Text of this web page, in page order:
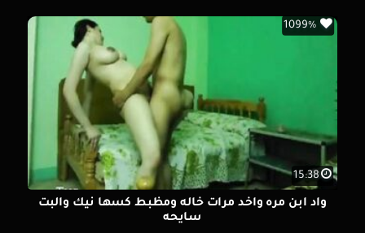
15:38
1099%
واد ابن مره واخد مرات خاله ومظبط كسها نيك والبت
سايحه